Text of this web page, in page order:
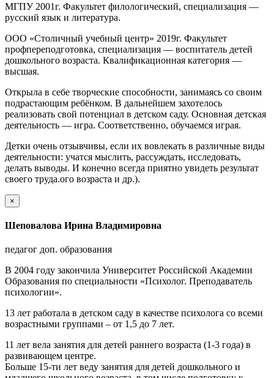
МГПУ 2001г. Факультет филологический, специализация —
русский язык и литература.
ООО «Столичный учебный центр» 2019г. Факультет
профпереподготовка, специализация — воспитатель детей
дошкольного возраста. Квалификационная категория —
высшая.
Открыла в себе творческие способности, занимаясь со своим
подрастающим ребёнком. В дальнейшем захотелось
реализовать свой потенциал в детском саду. Основная детская
деятельность — игра. Соответственно, обучаемся играя.
Детки очень отзывчивы, если их вовлекать в различные виды
деятельности: учатся мыслить, рассуждать, исследовать,
делать выводы. И конечно всегда приятно увидеть результат
своего труда.ого возраста и др.).
×
Шеповалова Ирина Владимировна
педагог доп. образования
В 2004 году закончила Университет Российской Академии
Образования по специальности «Психолог. Преподаватель
психологии».
13 лет работала в детском саду в качестве психолога со всеми
возрастными группами – от 1,5 до 7 лет.
11 лет вела занятия для детей раннего возраста (1-3 года) в
развивающем центре.
Больше 15-ти лет веду занятия для детей дошкольного и